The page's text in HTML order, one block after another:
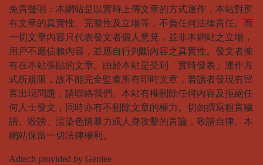
免責聲明：本網站是以實時上傳文章的方式運作，本站對所
有文章的真實性、完整性及立場等，不負任何法律責任。而
一切文章內容只代表發文者個人意見，並非本網站之立場，
用戶不應信賴內容，並應自行判斷內容之真實性。發文者擁
有在本站張貼的文章。由於本站是受到「實時發表」運作方
式所規限，故不能完全監查所有即時文章，若讀者發現有留
言出現問題，請聯絡我們。本站有權刪除任何內容及拒絕任
何人士發文，同時亦有不刪除文章的權力。切勿撰寫粗言穢
語、毀謗、渲染色情暴力或人身攻擊的言論，敬請自律。本
網站保留一切法律權利。
Adtech provided by Geniee